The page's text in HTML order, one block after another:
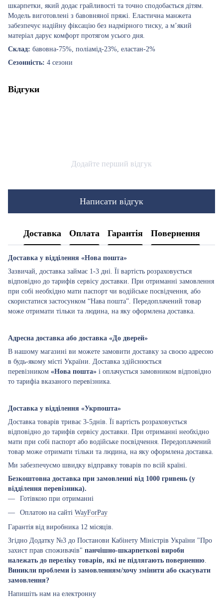
шкарпетки, який додає грайливості та точно сподобається дітям.
Модель виготовлені з бавовняної пряжі. Еластична манжета
забезпечує надійну фіксацію без надмірного тиску, а м’який
матеріал дарує комфорт протягом усього дня.
Склад: бавовна-75%, поліамід-23%, еластан-2%
Сезонність: 4 сезони
Відгуки
Додайте перший відгук
Написати відгук
Доставка Оплата Гарантія Повернення
Доставка у відділення «Нова пошта»
Зазвичай, доставка займає 1-3 дні. Її вартість розраховується
відповідно до тарифів сервісу доставки. При отриманні замовлення
при собі необхідно мати паспорт чи водійське посвідчення, або
скористатися застосунком “Нава пошта”. Передоплачений товар
може отримати тільки та людина, на яку оформлена доставка.
Адресна доставка або доставка «До дверей»
В нашому магазині ви можете замовити доставку за своєю адресою
в будь-якому місті України. Доставка здійснюється
перевізником «Нова пошта» і оплачується замовником відповідно
то тарифіа вказаного перевізника.
Доставка у відділення «Укрпошта»
Доставка товарів триває 3-5днів. Її вартість розраховується
відповідно до тарифів сервісу доставки. При отриманні необхідно
мати при собі паспорт або водійське посвідчення. Передоплачений
товар може отримати тільки та людина, на яку оформлена доставка.
Ми забезпечуємо швидку відправку товарів по всій країні.
Безкоштовна доставка при замовленні від 1000 гривень (у
відділення перевізника).
Готівкою при отриманні
Оплатою на сайті WayForPay
Гарантія від виробника 12 місяців.
Згідно Додатку №3 до Постанови Кабінету Міністрів України "Про
захист прав споживачів" панчішно-шкарпеткові вироби
належать до переліку товарів, які не підлягають поверненню
Виникли проблеми із замовленням/хочу змінити або скасувати
замовлення?
Напишіть нам на електронну